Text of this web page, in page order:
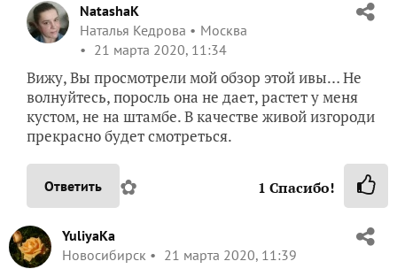
NatashaK
Наталья Кедрова
Москва
21 марта 2020, 11:34
Вижу, Вы просмотрели мой обзор этой ивы… Не
волнуйтесь, поросль она не дает, растет у меня
кустом, не на штамбе. В качестве живой изгороди
прекрасно будет смотреться.
Ответить ✿ 1 Спасибо!
YuliyaKa
Новосибирск
21 марта 2020, 11:39